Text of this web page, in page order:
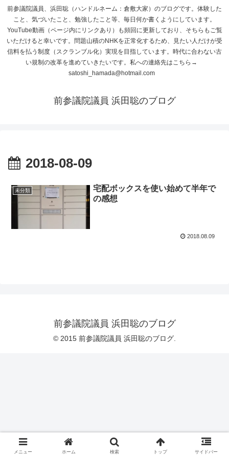
前参議院議員、浜田聡（ハンドルネーム：倉敷大家）のブログです。体験した
こと、気づいたこと、勉強したこと等、毎日何か書くようにしています。
YouTube動画（ページ内にリンクあり）も頻回に更新しており、そちらもご覧
いただけると幸いです。問題山積のNHKを正常化するため、見たい人だけが受
信料を払う制度（スクランブル化）実現を目指しています。時代に合わない古
い規制の改革を進めていきたいです。私への連絡先はこちら→
satoshi_hamada@hotmail.com
前参議院議員 浜田聡のブログ
2018-08-09
未分類
宅配ボックスを使い始めて半年で
の感想
2018.08.09
前参議院議員 浜田聡のブログ
© 2015 前参議院議員 浜田聡のブログ.
メニュー ホーム 検索 トップ サイドバー